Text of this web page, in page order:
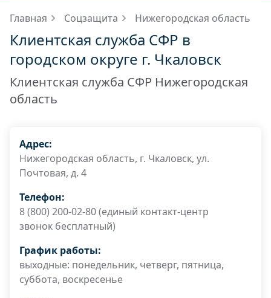
Главная Соцзащита Нижегородская область
Клиентская служба СФР в
городском округе г. Чкаловск
Клиентская служба СФР Нижегородская
область
Адрес:
Нижегородская область, г. Чкаловск, ул.
Почтовая, д. 4
Телефон:
8 (800) 200-02-80 (единый контакт-центр
звонок бесплатный)
График работы:
выходные: понедельник, четверг, пятница,
суббота, воскресенье